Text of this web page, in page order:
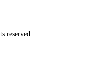
reserved.